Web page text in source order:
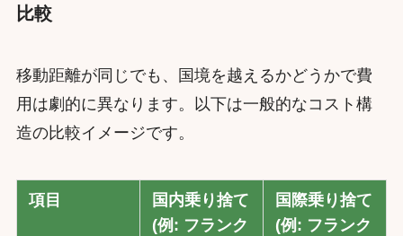
比較
移動距離が同じでも、国境を越えるかどうかで費
用は劇的に異なります。以下は一般的なコスト構
造の比較イメージです。
項目
国内乗り捨て
(例: フランク
国際乗り捨て
(例: フランク